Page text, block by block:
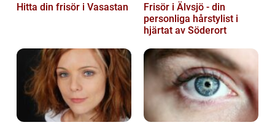
Hitta din frisör i Vasastan
Frisör i Älvsjö - din
personliga hårstylist i
hjärtat av Söderort